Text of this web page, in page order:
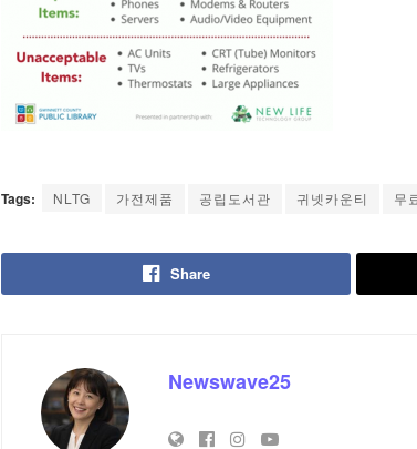
Tags: NLTG 가전제품 공립도서관 귀넷카운티 무
Share
Newswave25